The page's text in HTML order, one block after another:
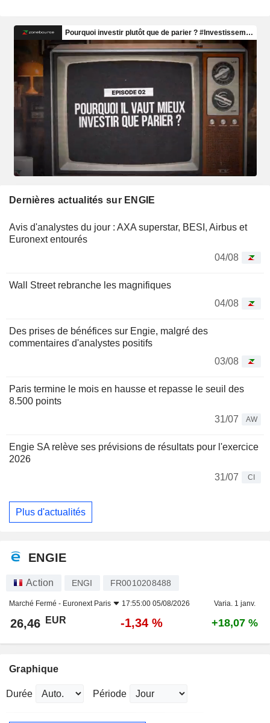
Dernières actualités sur ENGIE
Avis d'analystes du jour : AXA superstar, BESI, Airbus et
Euronext entourés
04/08
Wall Street rebranche les magnifiques
04/08
Des prises de bénéfices sur Engie, malgré des
commentaires d'analystes positifs
03/08
Paris termine le mois en hausse et repasse le seuil des
8.500 points
31/07
AW
Engie SA relève ses prévisions de résultats pour l'exercice
2026
31/07
CI
Plus d'actualités
ENGIE
Action ENGI FR0010208488
Marché Fermé - Euronext Paris 17:55:00 05/08/2026 Varia. 1 janv.
26,46 EUR -1,34 % +18,07 %
Graphique
Durée Période